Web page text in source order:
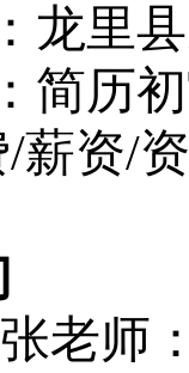
龙里
简历
/薪资/
张老师